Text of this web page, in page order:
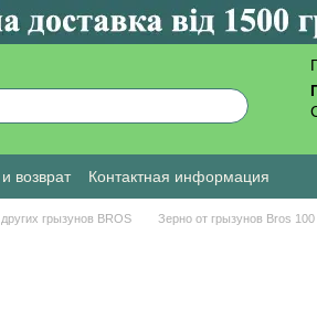
возврат
Контактная информация
грызунов BROS Зерно от грызунов Bros 100